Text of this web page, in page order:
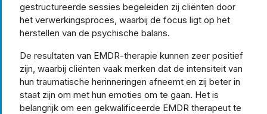
gestructureerde sessies begeleiden zij cliënten door
het verwerkingsproces, waarbij de focus ligt op het
herstellen van de psychische balans.
De resultaten van EMDR-therapie kunnen zeer positief
zijn, waarbij cliënten vaak merken dat de intensiteit van
hun traumatische herinneringen afneemt en zij beter in
staat zijn om met hun emoties om te gaan. Het is
belangrijk om een gekwalificeerde EMDR therapeut te